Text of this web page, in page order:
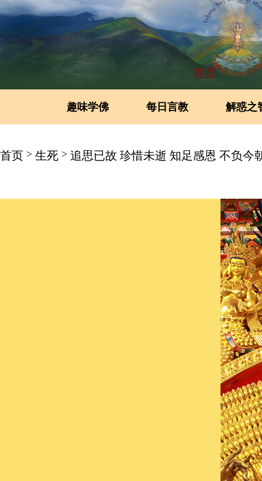
首页
趣味学佛 每日言教 解惑之
首页 > 生死 > 追思已故 珍惜未逝 知足感恩 不负今